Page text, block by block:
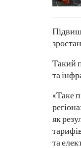
Такий
та
«Таке
як
та